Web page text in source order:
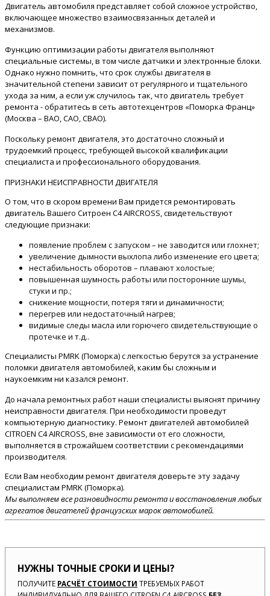
Двигатель автомобиля представляет собой сложное устройство,
включающее множество взаимосвязанных деталей и
механизмов.
Функцию оптимизации работы двигателя выполняют
специальные системы, в том числе датчики и электронные блоки.
Однако нужно помнить, что срок службы двигателя в
значительной степени зависит от регулярного и тщательного
ухода за ним, а если уж случилось так, что двигатель требует
ремонта - обратитесь в сеть автотехцентров «Поморка Франц»
(Москва – ВАО, САО, СВАО).
Поскольку ремонт двигателя, это достаточно сложный и
трудоемкий процесс, требующей высокой квалификации
специалиста и профессионального оборудования.
ПРИЗНАКИ НЕИСПРАВНОСТИ ДВИГАТЕЛЯ
О том, что в скором времени Вам придется ремонтировать
двигатель Вашего Ситроен C4 AIRCROSS, свидетельствуют
следующие признаки:
появление проблем с запуском – не заводится или глохнет;
увеличение дымности выхлопа либо изменение его цвета;
нестабильность оборотов – плавают холостые;
повышенная шумность работы или посторонние шумы,
стуки и пр.;
снижение мощности, потеря тяги и динамичности;
перегрев или недостаточный нагрев;
видимые следы масла или горючего свидетельствующие о
протечке и т.д..
Специалисты PMRK (Поморка) с легкостью берутся за устранение
поломки двигателя автомобилей, каким бы сложным и
наукоемким ни казался ремонт.
До начала ремонтных работ наши специалисты выяснят причину
неисправности двигателя. При необходимости проведут
компьютерную диагностику. Ремонт двигателей автомобилей
CITROEN C4 AIRCROSS, вне зависимости от его сложности,
выполняется в строжайшем соответствии с рекомендациями
производителя.
Если Вам необходим ремонт двигателя доверьте эту задачу
специалистам PMRK (Поморка).
Мы выполняем все разновидности ремонта и восстановления любых
агрегатов двигателей французских марок автомобилей.
НУЖНЫ ТОЧНЫЕ СРОКИ И ЦЕНЫ?
ПОЛУЧИТЕ РАСЧЁТ СТОИМОСТИ ТРЕБУЕМЫХ РАБОТ